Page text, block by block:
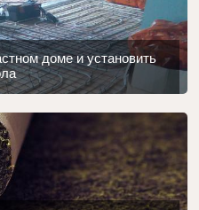
доме и установить